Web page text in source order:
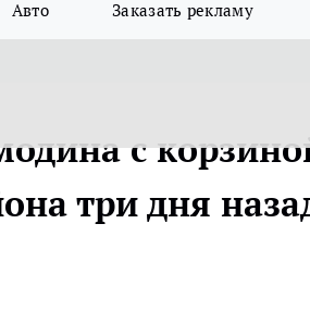
Авто Заказать рекламу
с
три дня